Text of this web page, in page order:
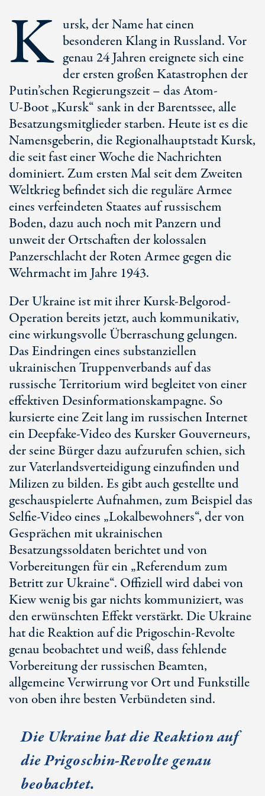
K ursk, der Name hat einen
besonderen Klang in Russland. Vor
genau 24 Jahrenereignete sich eine
der ersten großen Katastrophen der
Putin’schen Regierungszeit – das Atom-
U-Boot„Kursk“ sank in der Barentssee, alle
Besatzungsmitglieder starben. Heute ist es die
Namensgeberin, die Regionalhauptstadt Kursk,
die seit fast einer Woche die Nachrichten
dominiert. Zum ersten Mal seit dem Zweiten
Weltkrieg befindet sich die reguläre Armee
eines verfeindeten Staates auf russischem
Boden, dazu auch noch mit Panzern und
unweit der Ortschaften der kolossalen
Panzerschlacht derRoten Armeegegen die
Wehrmacht im Jahre 1943.
Der Ukraine ist mit ihrer Kursk-Belgorod-
Operation bereits jetzt, auch kommunikativ,
eine wirkungsvolle Überraschung gelungen.
Das Eindringen eines substanziellen
ukrainischen Truppenverbands auf das
russische Territorium wird begleitet von einer
effektiven Desinformationskampagne. So
kursierte eine Zeit lang im russischen Internet
ein Deepfake-Video des Kursker Gouverneurs,
der seine Bürger dazu aufzurufen schien, sich
zur Vaterlandsverteidigung einzufinden und
Milizen zu bilden. Es gibt auch gestellte und
geschauspielerte Aufnahmen, zum Beispiel das
Selfie-Video eines „Lokalbewohners“, der von
Gesprächen mit ukrainischen
Besatzungssoldaten berichtet und von
Vorbereitungen für ein „Referendum zum
Betritt zur Ukraine“. Offiziell wird dabei von
Kiew wenig bis gar nichts kommuniziert, was
den erwünschten Effekt verstärkt. Die Ukraine
hat die Reaktion auf die Prigoschin-Revolte
genau beobachtet und weiß, dass fehlende
Vorbereitung der russischen Beamten,
allgemeine Verwirrung vor Ort und Funkstille
von oben ihre besten Verbündeten sind.
Die Ukraine hat die Reaktion auf
die Prigoschin-Revolte genau
beobachtet.